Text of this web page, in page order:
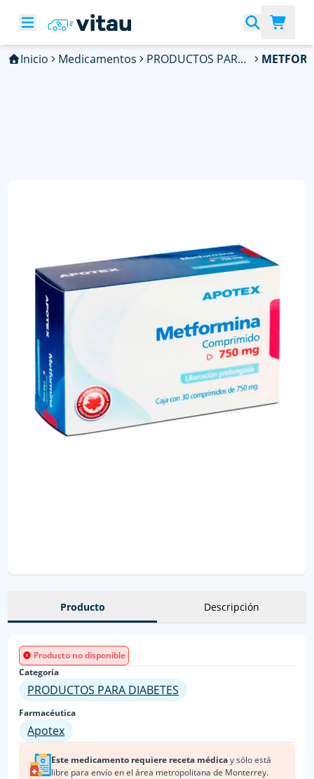
Inicio Medicamentos PRODUCTOS PARA DIABETES
Producto Descripción
Producto no disponible
Categoría
PRODUCTOS PARA DIABETES
Farmacéutica
Apotex
Este medicamento requiere receta médicay sólo está
libre para envío enel área metropolitana de Monterrey.